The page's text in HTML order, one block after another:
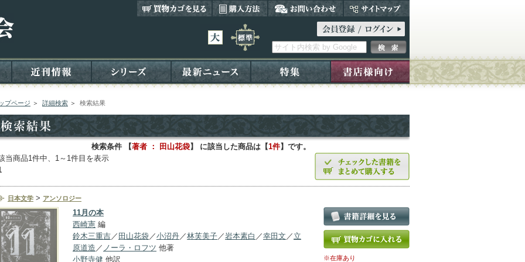
プページ ＞ 詳細検索 ＞ 検索結果
検索条件 【著者 ： 田山花袋】 に該当した商品は【1件】です。
当商品1件中、1～1件目を表示
日本文学 > アンソロジー
11月の本
西崎憲 編
鈴木三重吉／ 田山花袋／小沼丹／林芙美子／岩本素白 ／幸田文 ／ 立
原道造 ／ ノーラ・ロフツ 他著
小野寺健 他訳 ※在庫あり